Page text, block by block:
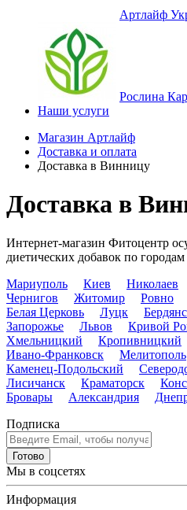
Артлайф
Рослина
Наши услуги
Магазин Артлайф
Доставка и оплата
Доставка в Винницу
Доставка в
Интернет-магазин Фитоцентр
диетических добавок по
Мариуполь
Киев Николаев
Чернигов
Житомир Ровно
Белая Церковь
Луцк
Запорожье
Львов Кривой
Хмельницкий
Кропивницкий
Ивано-Франковск
Мелитополь
Каменец-Подольский
Лисичанск
Краматорск
Бровары
Александрия
Подписка
Готово
Мы в соцсетях
Информация